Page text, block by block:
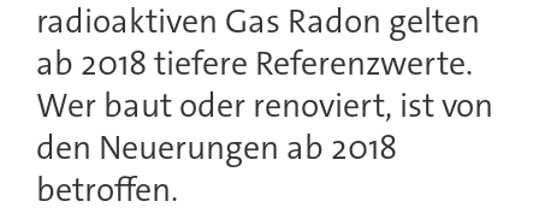
radioaktiven Gas Radon gelten
ab 2018 tiefere Referenzwerte.
Wer baut oder renoviert, ist von
den Neuerungen ab 2018
betroffen.